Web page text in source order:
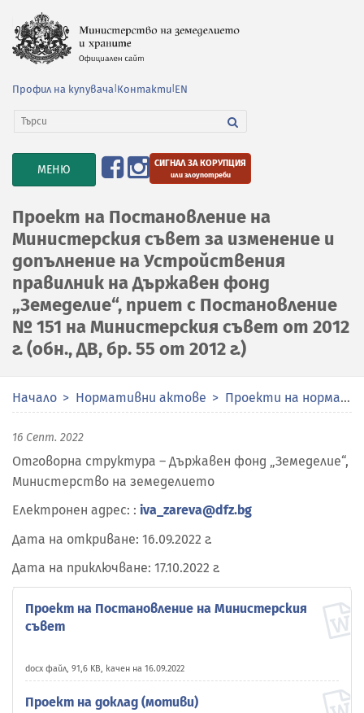
Профил на купувача Контакти EN
TOGGLE
NAVIGATION
МЕНЮ СИГНАЛ ЗА КОРУПЦИЯ
или злоупотреби
Проект на Постановление на
Министерския съвет за изменение и
допълнение на Устройствения
правилник на Държавен фонд
„Земеделие“, приет с Постановление
№ 151 на Министерския съвет от 2012
г. (обн., ДВ, бр. 55 от 2012 г.)
Начало Нормативни актове Проекти на нормативни актове
16 Септ. 2022
Отговорна структура – Държавен фонд „Земеделие“,
Министерство на земеделието
Електронен адрес: : iva_zareva@dfz.bg
Дата на откриване: 16.09.2022 г.
Дата на приключване: 17.10.2022 г.
Проект на Постановление на Министерския
съвет
docx файл, 91,6 KB, качен на 16.09.2022
Проект на доклад (мотиви)